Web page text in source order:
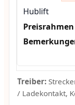
Hublift
Treiber:
/ Ladekontakt,